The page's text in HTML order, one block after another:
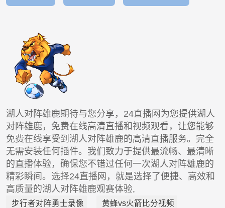
湖人对阵雄鹿期待与您分享，24直播网为您提供湖人
对阵雄鹿，免费在线高清直播和视频观看，让您能够
免费在线享受到湖人对阵雄鹿的高清直播服务。完全
无需安装任何插件。我们致力于提供最流畅、最清晰
的直播体验，确保您不错过任何一次湖人对阵雄鹿的
精彩瞬间。选择24直播网，就是选择了便捷、高效和
高质量的湖人对阵雄鹿观赛体验,
步行者对阵勇士录像 黄蜂vs火箭比分视频